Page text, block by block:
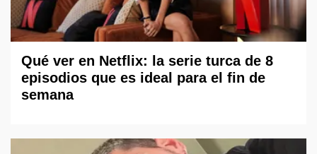
Qué ver en Netflix: la serie turca de 8
episodios que es ideal para el fin de
semana